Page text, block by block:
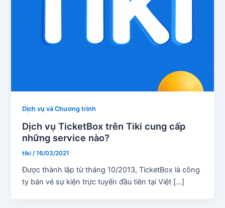
Dịch vụ và Chương trình
Dịch vụ TicketBox trên Tiki cung cấp
những service nào?
tiki/16/03/2021
Được thành lập từ tháng 10/2013, TicketBox là công
ty bán vé sự kiện trực tuyến đầu tiên tại Việt […]